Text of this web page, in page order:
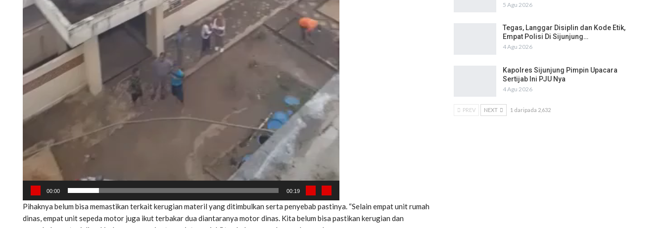
00:00 00:19
Pihaknya belum bisa memastikan terkait kerugian materil yang ditimbulkan serta penyebab pastinya. “Selain empat unit rumah
dinas, empat unit sepeda motor juga ikut terbakar dua diantaranya motor dinas. Kita belum bisa pastikan kerugian dan
5 Agu 2026
Tegas, Langgar Disiplin dan Kode Etik,
Empat Polisi Di Sijunjung…
4 Agu 2026
Kapolres Sijunjung Pimpin Upacara
Sertijab Ini PJU Nya
4 Agu 2026
PREV NEXT 1 daripada 2,632